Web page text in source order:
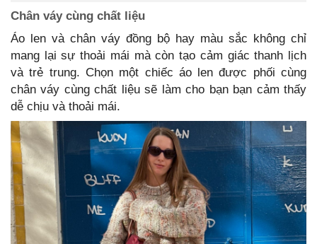
Chân váy cùng chất liệu
Áo len và chân váy đồng bộ hay màu sắc không chỉ
mang lại sự thoải mái mà còn tạo cảm giác thanh lịch
và trẻ trung. Chọn một chiếc áo len được phối cùng
chân váy cùng chất liệu sẽ làm cho bạn bạn cảm thấy
dễ chịu và thoải mái.